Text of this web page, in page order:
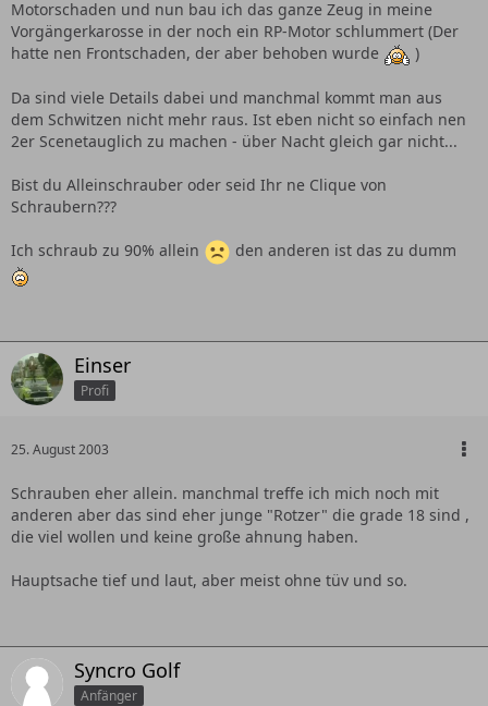
Motorschaden und nun bau ich das ganze Zeug in meine
Vorgängerkarosse in der noch ein RP-Motor schlummert (Der
hatte nen Frontschaden, der aber behoben wurde
)
Da sind viele Details dabei und manchmal kommt man aus
dem Schwitzen nicht mehr raus. Ist eben nicht so einfach nen
2er Scenetauglich zu machen - über Nacht gleich gar nicht...
Bist du Alleinschrauber oder seid Ihr ne Clique von
Schraubern???
Ich schraub zu 90% allein den anderen ist das zu dumm
Einser
Profi
25. August 2003
Schrauben eher allein. manchmal treffe ich mich noch mit
anderen aber das sind eher junge "Rotzer" die grade 18 sind ,
die viel wollen und keine große ahnung haben.
Hauptsache tief und laut, aber meist ohne tüv und so.
Syncro Golf
Anfänger